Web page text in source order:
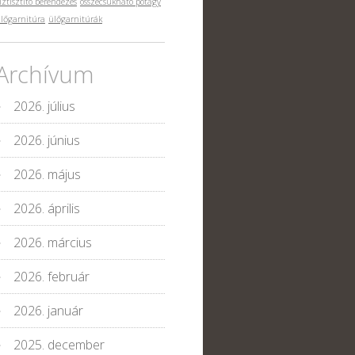
ülőgarnitúrák
2026. július
2026. június
2026. május
2026. április
2026. március
2026. február
2026. január
2025. december